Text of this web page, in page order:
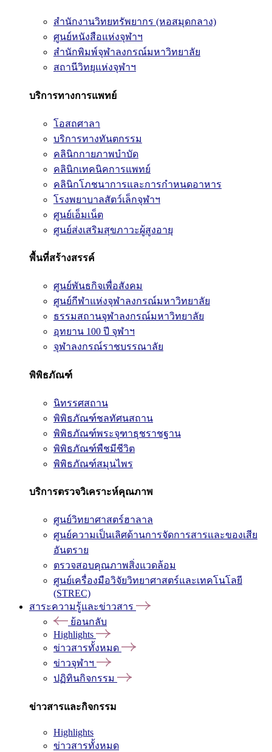
สำนักงานวิทยทรัพยากร (หอสมุดกลาง)
ศูนย์หนังสือแห่งจุฬาฯ
สำนักพิมพ์จุฬาลงกรณ์มหาวิทยาลัย
สถานีวิทยุแห่งจุฬาฯ
บริการทางการแพทย์
โอสถศาลา
บริการทางทันตกรรม
คลินิกกายภาพบำบัด
คลินิกเทคนิคการแพทย์
คลินิกโภชนาการและการกำหนดอาหาร
โรงพยาบาลสัตว์เล็กจุฬาฯ
ศูนย์เอ็มเน็ต
ศูนย์ส่งเสริมสุขภาวะผู้สูงอายุ
พื้นที่สร้างสรรค์
ศูนย์พันธกิจเพื่อสังคม
ศูนย์กีฬาแห่งจุฬาลงกรณ์มหาวิทยาลัย
ธรรมสถานจุฬาลงกรณ์มหาวิทยาลัย
อุทยาน 100 ปี จุฬาฯ
จุฬาลงกรณ์ราชบรรณาลัย
พิพิธภัณฑ์
นิทรรศสถาน
พิพิธภัณฑ์ชลทัศนสถาน
พิพิธภัณฑ์พระจุฑาธุชราชฐาน
พิพิธภัณฑ์พืชมีชีวิต
พิพิธภัณฑ์สมุนไพร
บริการตรวจวิเคราะห์คุณภาพ
ศูนย์วิทยาศาสตร์ฮาลาล
ศูนย์ความเป็นเลิศด้านการจัดการสารและของเสีย
อันตราย
ตรวจสอบคุณภาพสิ่งแวดล้อม
ศูนย์เครื่องมือวิจัยวิทยาศาสตร์และเทคโนโลยี
(STREC)
สาระความรู้และข่าวสาร
ย้อนกลับ
Highlights
ข่าวสารทั้งหมด
ข่าวจุฬาฯ
ปฏิทินกิจกรรม
ข่าวสารและกิจกรรม
Highlights
ข่าวสารทั้งหมด